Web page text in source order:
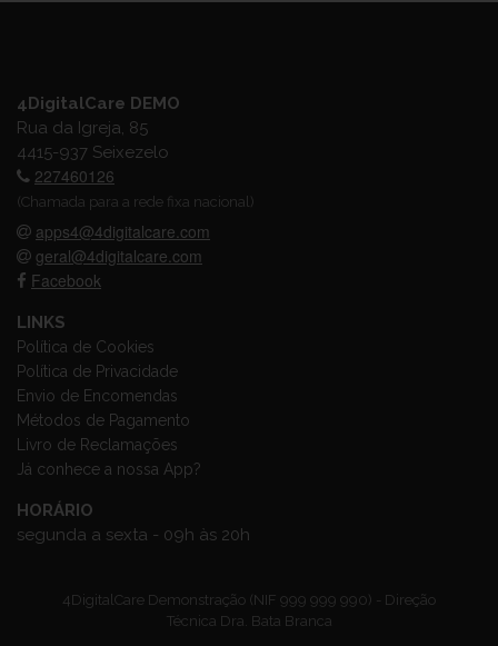
4DigitalCare DEMO
Rua da Igreja, 85
4415-937 Seixezelo
227460126
(Chamada para a rede fixa nacional)
apps4@4digitalcare.com
geral@4digitalcare.com
Facebook
LINKS
Política de Cookies
Política de Privacidade
Envio de Encomendas
Métodos de Pagamento
Livro de Reclamações
Já conhece a nossa App?
HORÁRIO
segunda a sexta - 09h às 20h
4DigitalCare Demonstração (NIF 999 999 990) - Direção
Técnica Dra. Bata Branca